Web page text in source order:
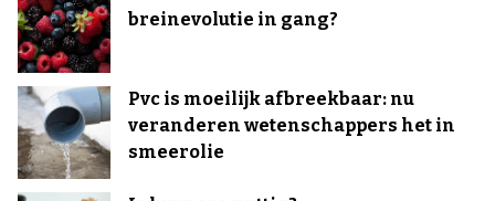
breinevolutie in gang?
Pvc is moeilijk afbreekbaar: nu
veranderen wetenschappers het in
smeerolie